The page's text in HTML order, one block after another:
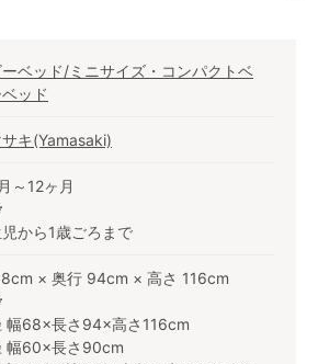
ベッド/ミニサイズ・コンパクトベ
ッド
キ(Yamasaki)
～12ヶ月
から1歳ごろまで
× 奥行 94cm × 高さ 116cm
幅68×長さ94×高さ116cm
幅60×長さ90cm